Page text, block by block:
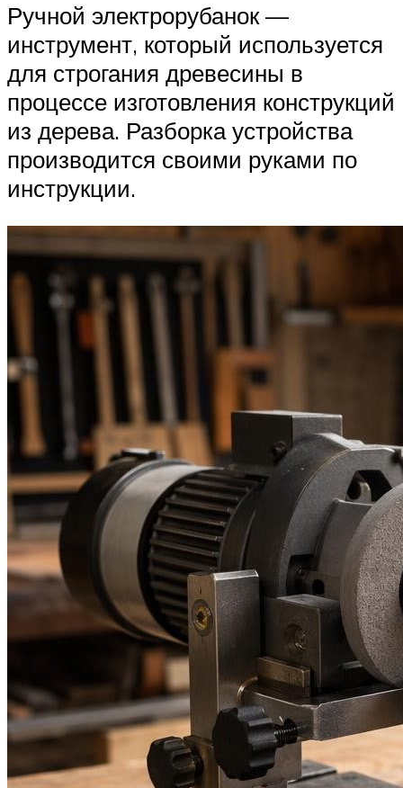
Ручной электрорубанок —
инструмент, который используется
для строгания древесины в
процессе изготовления конструкций
из дерева. Разборка устройства
производится своими руками по
инструкции.